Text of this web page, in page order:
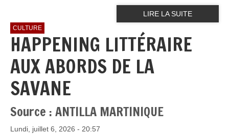
LIRE LA SUITE
CULTURE
HAPPENING LITTÉRAIRE
AUX ABORDS DE LA
SAVANE
Source : ANTILLA MARTINIQUE
Lundi, juillet 6, 2026 - 20:57